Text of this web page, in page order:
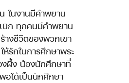
บิก ทุกคนมีคำพยาน
งชีวิตของพวกเขา
รักในการศึกษาพระ
งผึ้ง น้องนักศึกษาที่
อได้เป็นนักศึกษา